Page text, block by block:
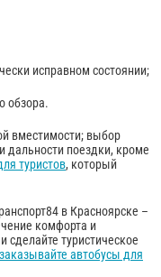
исправном состоянии;
обзора.
вместимости; выбор
дальности поездки, кроме
туристов, который
в Красноярске –
комфорта и
сделайте туристическое
заказывайте автобусы для